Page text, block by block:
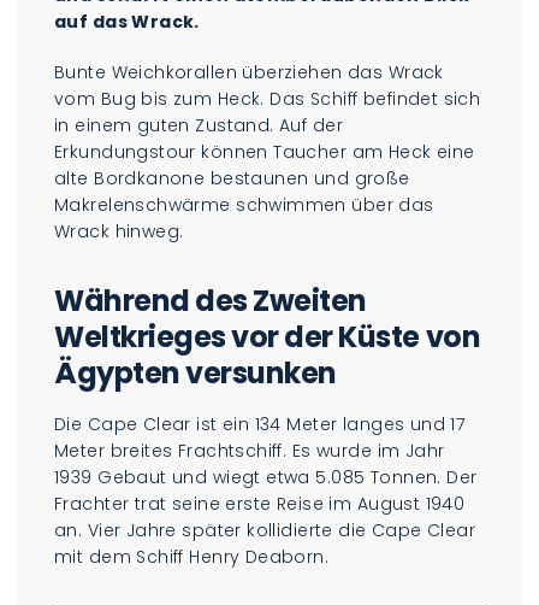
auf das Wrack.
Bunte Weichkorallen überziehen das Wrack
vom Bug bis zum Heck. Das Schiff befindet sich
in einem guten Zustand. Auf der
Erkundungstour können Taucher am Heck eine
alte Bordkanone bestaunen und große
Makrelenschwärme schwimmen über das
Wrack hinweg.
Während des Zweiten
Weltkrieges vor der Küste von
Ägypten versunken
Die Cape Clear ist ein 134 Meter langes und 17
Meter breites Frachtschiff. Es wurde im Jahr
1939 Gebaut und wiegt etwa 5.085 Tonnen. Der
Frachter trat seine erste Reise im August 1940
an. Vier Jahre später kollidierte die Cape Clear
mit dem Schiff Henry Deaborn.